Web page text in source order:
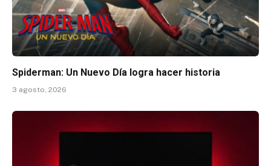
Spiderman: Un Nuevo Día logra hacer historia
3 agosto, 2026